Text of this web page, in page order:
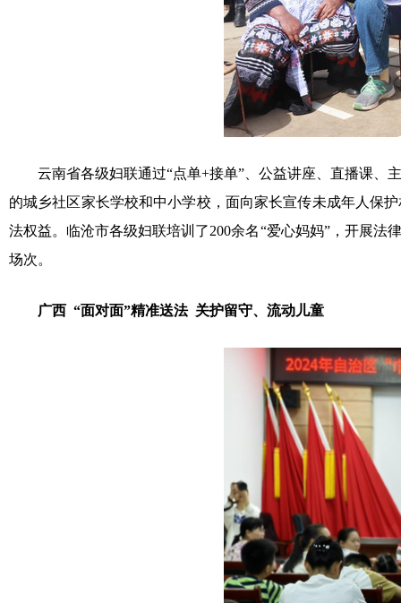
云南省各级妇联通过“点单+接单”、公益讲座、直播课、
的城乡社区家长学校和中小学校，面向家长宣传未成年人保
法权益。临沧市各级妇联培训了200余名“爱心妈妈”，开展法
场次。
广西 “面对面”精准送法 关护留守、流动儿童